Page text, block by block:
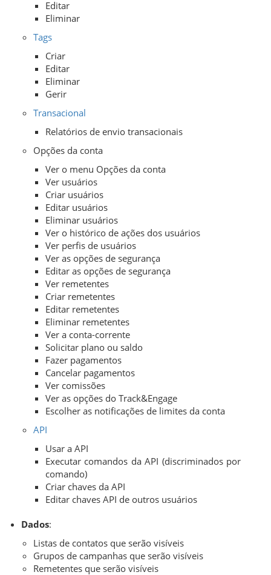
Editar
Eliminar
Tags
Criar
Editar
Eliminar
Gerir
Transacional
Relatórios de envio transacionais
Opções da conta
Ver o menu Opções da conta
Ver usuários
Criar usuários
Editar usuários
Eliminar usuários
Ver o histórico de ações dos usuários
Ver perfis de usuários
Ver as opções de segurança
Editar as opções de segurança
Ver remetentes
Criar remetentes
Editar remetentes
Eliminar remetentes
Ver a conta-corrente
Solicitar plano ou saldo
Fazer pagamentos
Cancelar pagamentos
Ver comissões
Ver as opções do Track&Engage
Escolher as notificações de limites da conta
API
Usar a API
Executar comandos da API (discriminados por
comando)
Criar chaves da API
Editar chaves API de outros usuários
Dados:
Listas de contatos que serão visíveis
Grupos de campanhas que serão visíveis
Remetentes que serão visíveis